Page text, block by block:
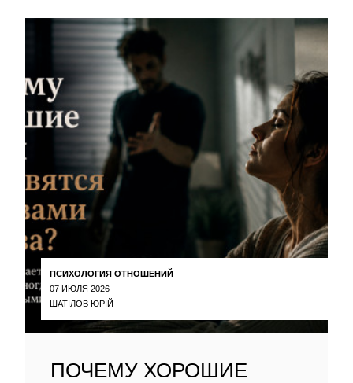
ПСИХОЛОГИЯ ОТНОШЕНИЙ
07 ИЮЛЯ 2026
ШАТІЛОВ ЮРІЙ
ПОЧЕМУ ХОРОШИЕ